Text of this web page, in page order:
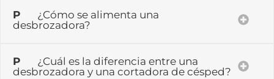
P ¿Cómo se alimenta una
desbrozadora?
P ¿Cuál es la diferencia entre una
desbrozadora y una cortadora de césped?